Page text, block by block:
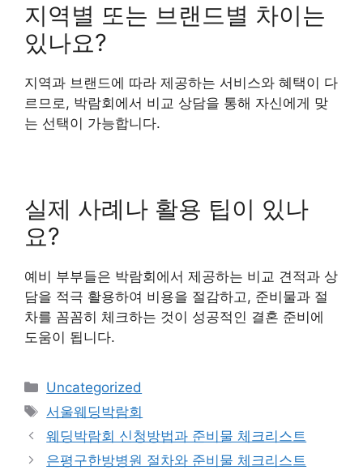
지역별 또는 브랜드별 차이는
있나요?
지역과 브랜드에 따라 제공하는 서비스와 혜택이 다
르므로, 박람회에서 비교 상담을 통해 자신에게 맞
는 선택이 가능합니다.
실제 사례나 활용 팁이 있나
요?
예비 부부들은 박람회에서 제공하는 비교 견적과 상
담을 적극 활용하여 비용을 절감하고, 준비물과 절
차를 꼼꼼히 체크하는 것이 성공적인 결혼 준비에
도움이 됩니다.
Categories
Uncategorized
Tags
서울웨딩박람회
웨딩박람회 신청방법과 준비물 체크리스트
은평구한방병원 절차와 준비물 체크리스트